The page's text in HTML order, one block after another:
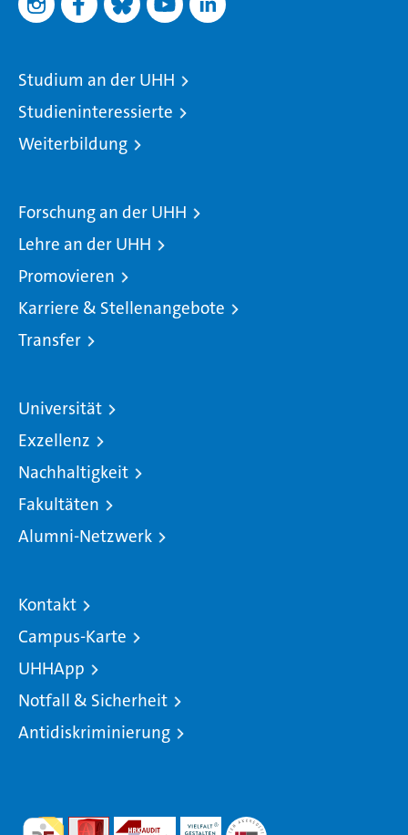
Studium an der UHH
Studieninteressierte
Weiterbildung
Forschung an der UHH
Lehre an der UHH
Promovieren
Karriere & Stellenangebote
Transfer
Universität
Exzellenz
Nachhaltigkeit
Fakultäten
Alumni-Netzwerk
Kontakt
Campus-Karte
UHHApp
Notfall & Sicherheit
Antidiskriminierung